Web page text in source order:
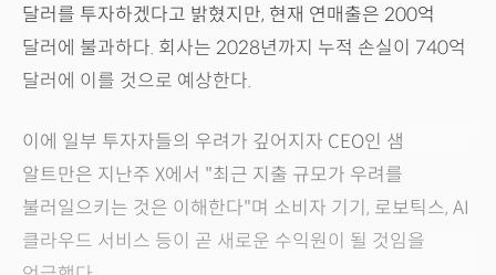
달러를 투자하겠다고 밝혔지만, 현재 연매출은 200억
달러에 불과하다. 회사는 2028년까지 누적 손실이 740억
달러에 이를 것으로 예상한다.
이에 일부 투자자들의 우려가 깊어지자 CEO인 샘
알트만은 지난주 X에서 "최근 지출 규모가 우려를
불러일으키는 것은 이해한다"며 소비자 기기, 로보틱스, AI
클라우드 서비스 등이 곧 새로운 수익원이 될 것임을